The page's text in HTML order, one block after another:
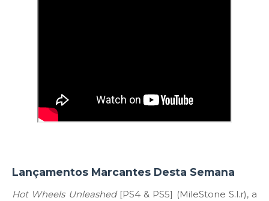
Lançamentos Marcantes Desta Semana
Hot Wheels Unleashed [PS4 & PS5] (MileStone S.l.r), a